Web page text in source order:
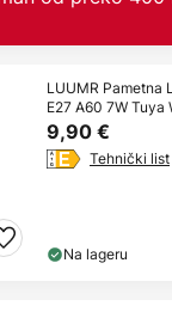
LUUMR Pametna
E27 A60 7W Tuya
9,90 €
Tehnički list
Na lageru